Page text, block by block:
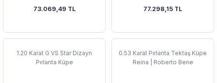
73.069,49 TL 77.298,15 TL
1.20 Karat G VS Star Dizayn
Pırlanta Küpe
0.53 Karat Pırlanta Tektaş Küpe
Reina | Roberto Bene